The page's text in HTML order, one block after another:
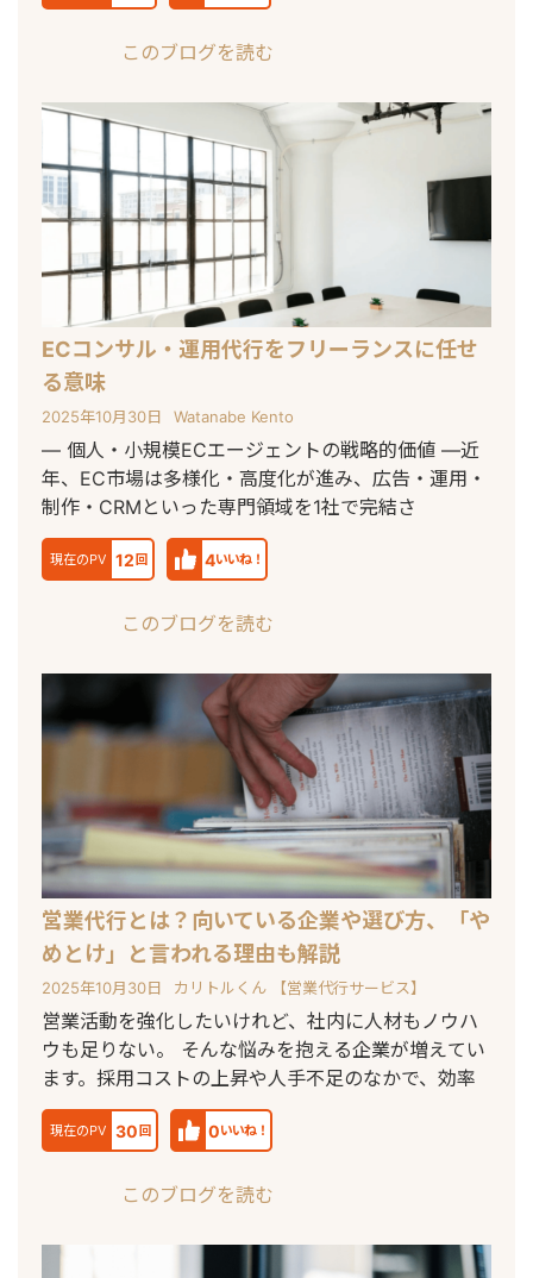
このブログを読む
ECコンサル・運用代行をフリーランスに任せ
る意味
2025年10月30日 Watanabe Kento
現在のPV 12 回 4いいね！
― 個人・小規模ECエージェントの戦略的価値 ―近
年、EC市場は多様化・高度化が進み、広告・運用・
制作・CRMといった専門領域を1社で完結さ
このブログを読む
営業代行とは？向いている企業や選び方、「や
めとけ」と言われる理由も解説
2025年10月30日 カリトルくん 【営業代行サービス】
現在のPV 30 回 0いいね！
営業活動を強化したいけれど、社内に人材もノウハ
ウも足りない。 そんな悩みを抱える企業が増えてい
ます。採用コストの上昇や人手不足のなかで、効率
このブログを読む